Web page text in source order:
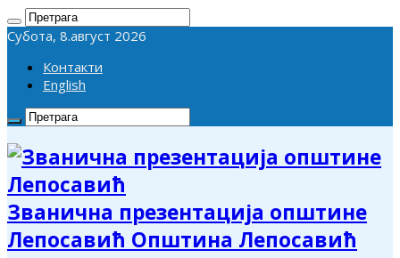
Субота, 8.август 2026
Контакти
English
Званична презентација општине
Лепосавић Општина Лепосавић